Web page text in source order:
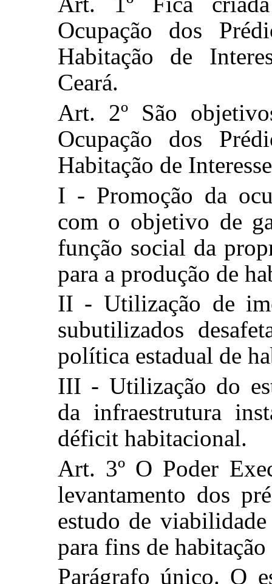
Ocupação dos
Habitação de
Ceará.
Art. 2º São
Ocupação dos
Habitação de
I - Promoção da
com o objetivo de
função social da
para a produção de
II - Utilização de
subutilizados
política estadual de
III - Utilização do
da infraestrutura
déficit habitacional.
Art. 3º O Poder
levantamento dos
estudo de
para fins de
Parágrafo único. O